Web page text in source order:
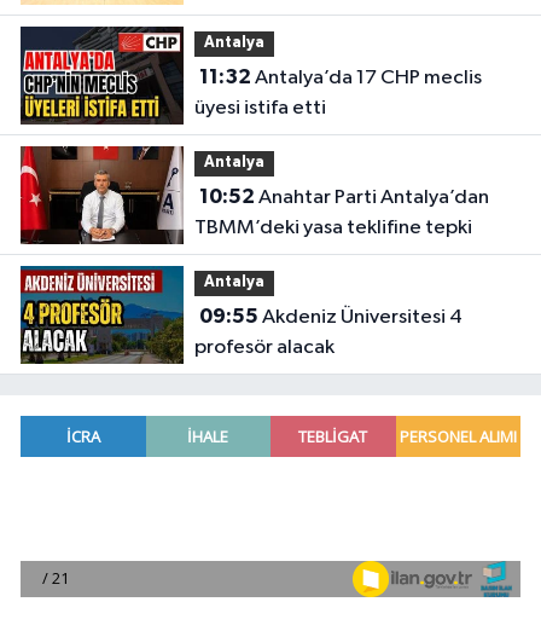
Antalya
11:32
üyesi istifa etti
Antalya
10:52
TBMM’deki yasa teklifine tepki
Antalya
09:55
profesör alacak